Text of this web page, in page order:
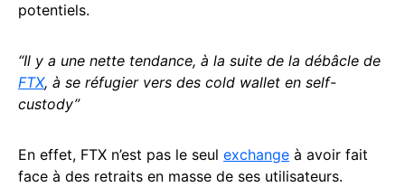
potentiels.
“Il y a une nette tendance, à la suite de la débâcle de
FTX, à se réfugier vers des cold wallet en self-
custody”
En effet, FTX n’est pas le seul exchange à avoir fait
face à des retraits en masse de ses utilisateurs.